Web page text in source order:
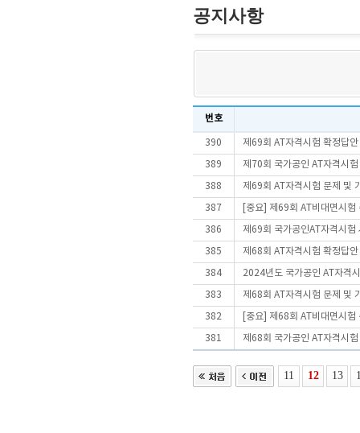
공지사항
번호
390 제69회 AT자격시험 확정답
389 제70회 국가공인 AT자격시
388 제69회 AT자격시험 문제 및
387 [중요] 제69회 AT비대면시험
386 제69회 국가공인AT자격시험
385 제68회 AT자격시험 확정답
384 2024년도 국가공인 AT자격
383 제68회 AT자격시험 문제 및
382 [중요] 제68회 AT비대면시험
381 제68회 국가공인 AT자격시
11 12 13